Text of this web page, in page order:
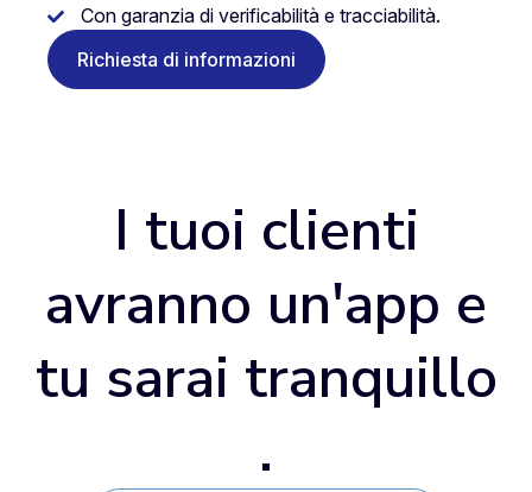
Con garanzia di verificabilità e tracciabilità.
Richiesta di informazioni
I tuoi clienti
avranno un'app e
tu sarai tranquillo
.